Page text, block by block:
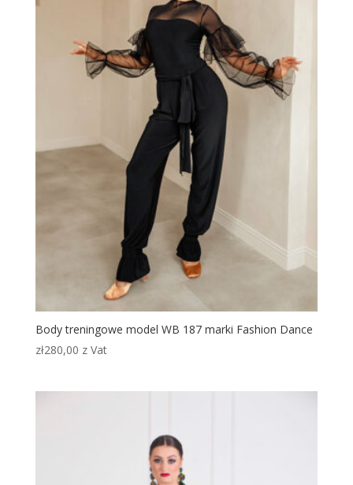
Body treningowe model WB 187 marki Fashion Dance
zł280,00 z Vat